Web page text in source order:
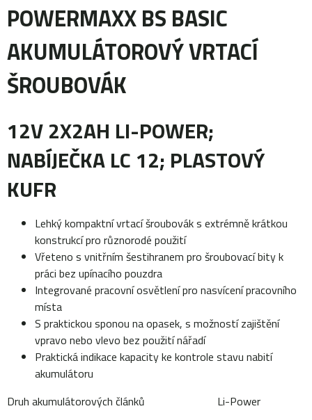
POWERMAXX BS BASIC
AKUMULÁTOROVÝ VRTACÍ
ŠROUBOVÁK
12V 2X2AH LI-POWER;
NABÍJEČKA LC 12; PLASTOVÝ
KUFR
Lehký kompaktní vrtací šroubovák s extrémně krátkou
konstrukcí pro různorodé použití
Vřeteno s vnitřním šestihranem pro šroubovací bity k
práci bez upínacího pouzdra
Integrované pracovní osvětlení pro nasvícení pracovního
místa
S praktickou sponou na opasek, s možností zajištění
vpravo nebo vlevo bez použití nářadí
Praktická indikace kapacity ke kontrole stavu nabití
akumulátoru
Druh akumulátorových článků Li-Power